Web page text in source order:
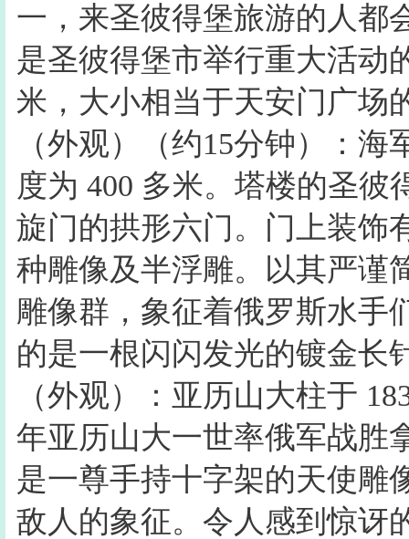
一，来圣彼得堡旅游的人都
是圣彼得堡市举行重大活动
米，大小相当于天安门广场
（外观）（约15分钟）：
度为 400 多米。塔楼的圣
旋门的拱形六门。门上装饰
种雕像及半浮雕。以其严谨
雕像群，象征着俄罗斯水手
的是一根闪闪发光的镀金长
（外观）：亚历山大柱于
年亚历山大一世率俄军战胜
是一尊手持十字架的天使雕
敌人的象征。令人感到惊讶